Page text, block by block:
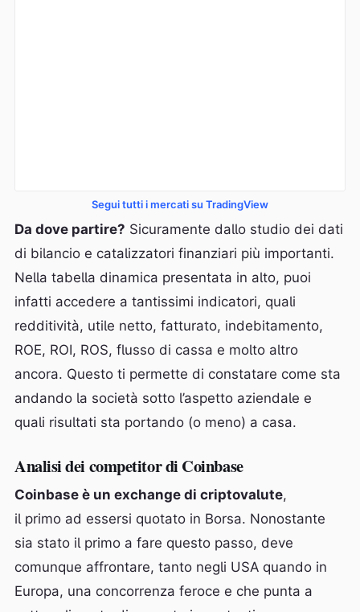
Segui tutti i mercati su TradingView
Da dove partire? Sicuramente dallo studio dei dati
di bilancio e catalizzatori finanziari più importanti.
Nella tabella dinamica presentata in alto, puoi
infatti accedere a tantissimi indicatori, quali
redditività, utile netto, fatturato, indebitamento,
ROE, ROI, ROS, flusso di cassa e molto altro
ancora. Questo ti permette di constatare come sta
andando la società sotto l’aspetto aziendale e
quali risultati sta portando (o meno) a casa.
Analisi dei competitor di Coinbase
Coinbase è un exchange di criptovalute,
il primo ad essersi quotato in Borsa. Nonostante
sia stato il primo a fare questo passo, deve
comunque affrontare, tanto negli USA quando in
Europa, una concorrenza feroce e che punta a